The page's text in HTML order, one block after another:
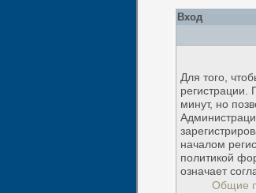
Вход
Для того,
регистрации.
минут, но
началом
политикой
означает
Общие